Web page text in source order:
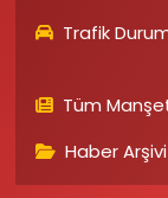
Trafik
Tüm
Haber Arşivi